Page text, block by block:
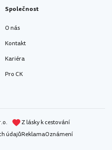
Společnost
O nás
Kontakt
Kariéra
Pro CK
Z lásky k cestování
údajůReklamaOznámení